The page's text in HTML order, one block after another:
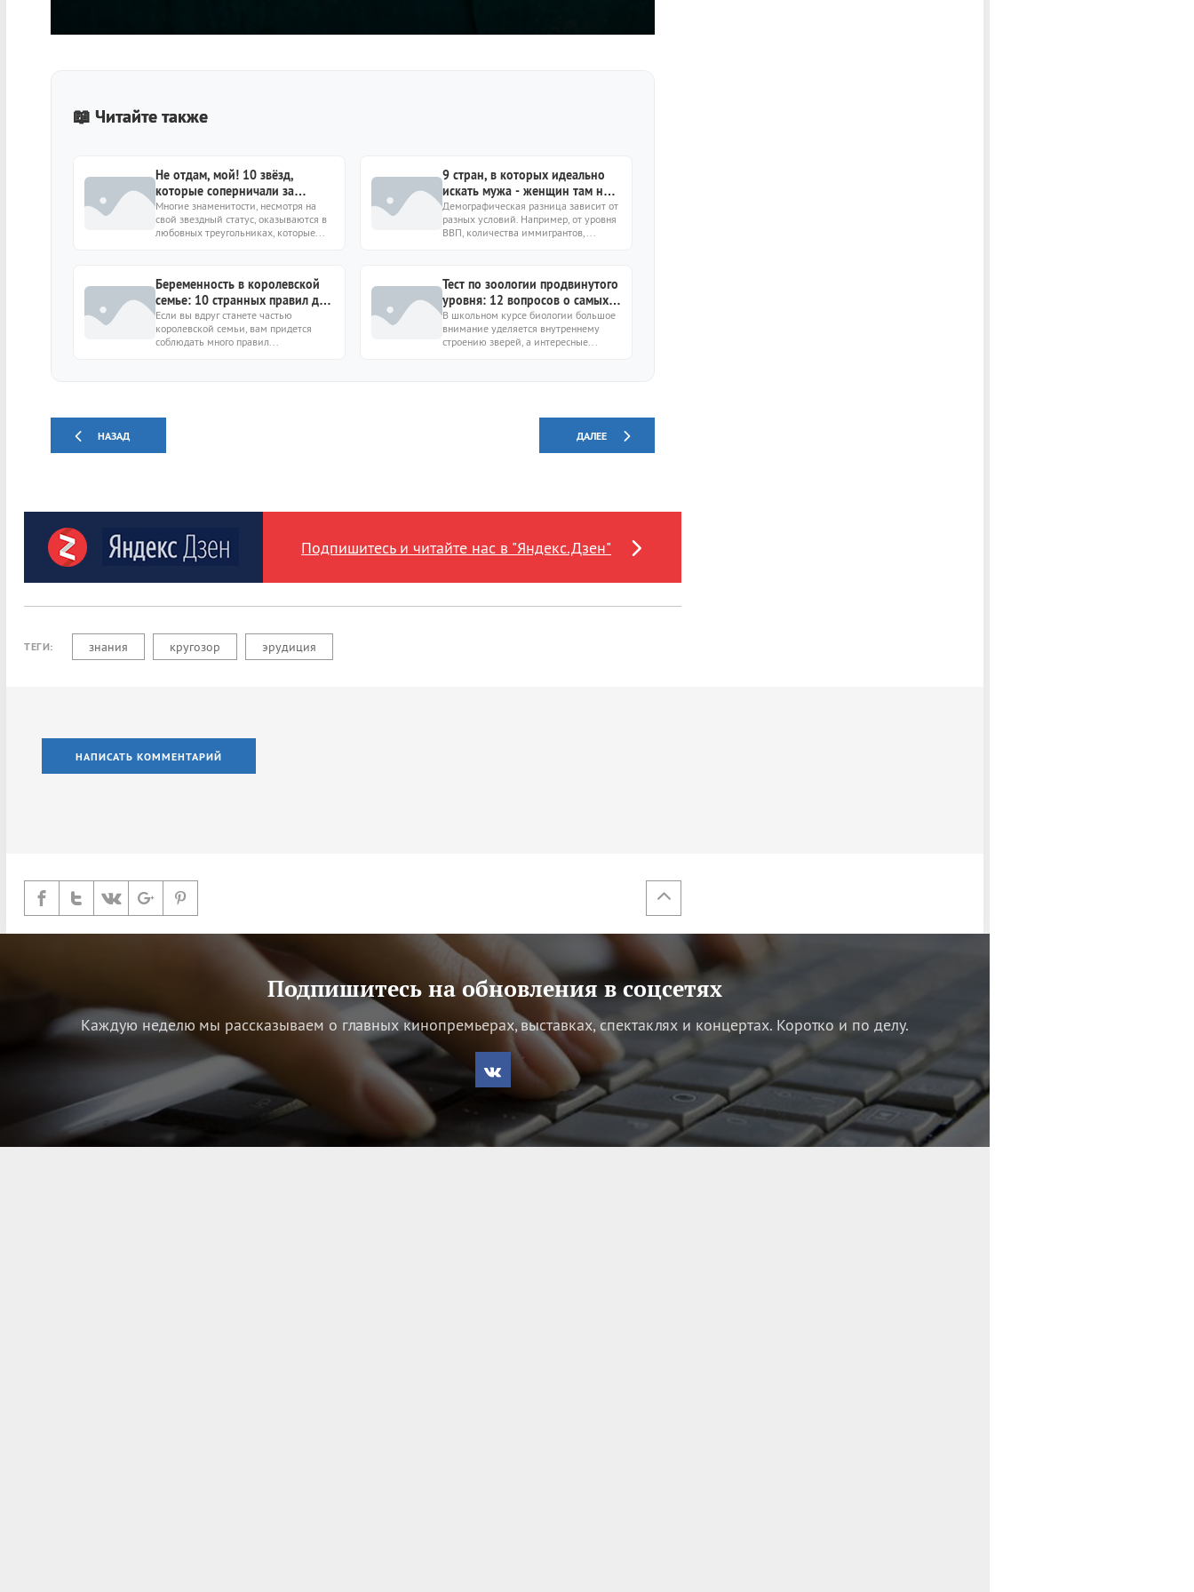
📖 Читайте также
Не отдам, мой! 10 звёзд,
которые соперничали за
одного мужчину
Многие знаменитости, несмотря на
свой звездный статус, оказываются в
любовных треугольниках, которые...
9 стран, в которых идеально
искать мужа - женщин там не
хватает
Демографическая разница зависит от
разных условий. Например, от уровня
ВВП, количества иммигрантов,...
Беременность в королевской
семье: 10 странных правил для
будущих мам
Если вы вдруг станете частью
королевской семьи, вам придется
соблюдать много правил...
Тест по зоологии продвинутого
уровня: 12 вопросов о самых
разных зверях
В школьном курсе биологии большое
внимание уделяется внутреннему
строению зверей, а интересные...
НАЗАД ДАЛЕЕ
Подпишитесь и читайте нас в "Яндекс.Дзен"
ТЕГИ: знания кругозор эрудиция
НАПИСАТЬ КОММЕНТАРИЙ
Подпишитесь на обновления в соцсетях
Каждую неделю мы рассказываем о главных кинопремьерах, выставках, спектаклях и концертах. Коротко и по делу.